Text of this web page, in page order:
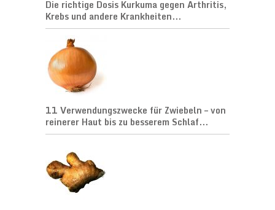
Die richtige Dosis Kurkuma gegen Arthritis,
Krebs und andere Krankheiten...
11 Verwendungszwecke für Zwiebeln – von
reinerer Haut bis zu besserem Schlaf...